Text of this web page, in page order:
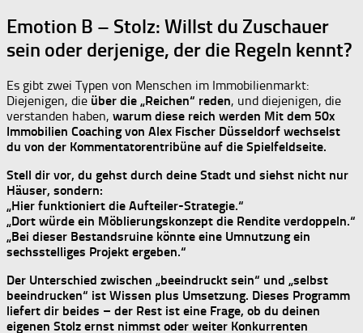
Emotion B – Stolz: Willst du Zuschauer
sein oder derjenige, der die Regeln kennt?
Es gibt zwei Typen von Menschen im Immobilienmarkt:
Diejenigen, die über die „Reichen“ reden, und diejenigen, die
verstanden haben, warum diese reich werden Mit dem 50x
Immobilien Coaching von Alex Fischer Düsseldorf wechselst
du von der Kommentatorentribüne auf die Spielfeldseite.
Stell dir vor, du gehst durch deine Stadt und siehst nicht nur
Häuser, sondern:
„Hier funktioniert die Aufteiler-Strategie.“
„Dort würde ein Möblierungskonzept die Rendite verdoppeln.“
„Bei dieser Bestandsruine könnte eine Umnutzung ein
sechsstelliges Projekt ergeben.“
Der Unterschied zwischen „beeindruckt sein“ und „selbst
beeindrucken“ ist Wissen plus Umsetzung. Dieses Programm
liefert dir beides – der Rest ist eine Frage, ob du deinen
eigenen Stolz ernst nimmst oder weiter Konkurrenten